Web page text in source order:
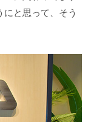
と思って、そう